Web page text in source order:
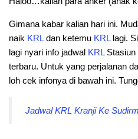
Gimana kabar kalian hari ini.
naik KRLdan ketemu KRLlagi.
lagi nyari info jadwal KRLStasiun
terbaru. Untuk yang perjalanan
loh cek infonya di bawah ini.
Jadwal KRL Kranji Ke